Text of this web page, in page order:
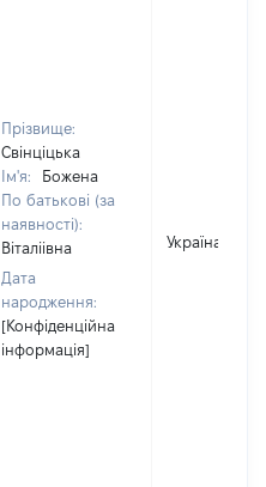
Прізвище:
Свінціцька
Ім'я:
Божена
По батькові (за
наявності):
Віталіівна
Дата
народження:
[Конфіденційна
інформація]
Україна